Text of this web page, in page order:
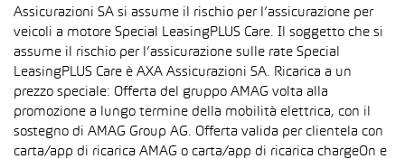
Assicurazioni SA si assume il rischio per l’assicurazione per
veicoli a motore Special LeasingPLUS Care. Il soggetto che si
assume il rischio per l’assicurazione sulle rate Special
LeasingPLUS Care è AXA Assicurazioni SA. Ricarica a un
prezzo speciale: Offerta del gruppo AMAG volta alla
promozione a lungo termine della mobilità elettrica, con il
sostegno di AMAG Group AG. Offerta valida per clientela con
carta/app di ricarica AMAG o carta/app di ricarica chargeOn e